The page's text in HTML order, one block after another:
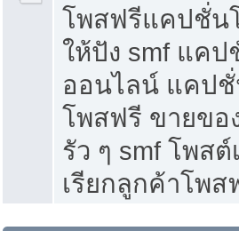
โพสฟรีแคปชั่น
ให้ปัง smf แค
ออนไลน์ แคป
โพสฟรี ขายขอ
รัว ๆ smf โพส
เรียกลูกค้าโพส